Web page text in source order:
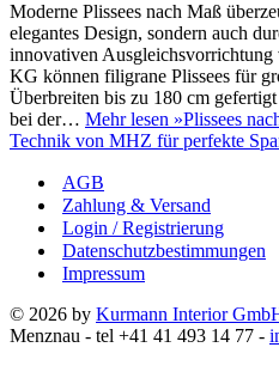
Moderne Plissees nach Maß
elegantes Design, sondern auch
innovativen
KG können filigrane Plissees für
Überbreiten bis zu 180 cm
bei der… Mehr lesen »Plissees
Technik von MHZ für perfekte
AGB
Zahlung & Versand
Login / Registrierung
Datenschutzbestimmungen
Impressum
© 2026 by Kurmann Interior
Menznau - tel +41 41 493 14 77 -